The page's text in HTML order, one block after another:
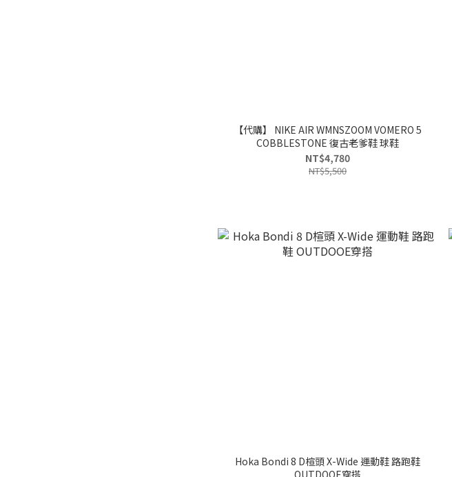
【代購】 NIKE AIR WMNSZOOM VOMERO 5
COBBLESTONE 復古老爹鞋 球鞋
NT$4,780
NT$5,500
Hoka Bondi 8 D楦頭 X-Wide 運動鞋 路跑鞋
OUTDOOE穿搭